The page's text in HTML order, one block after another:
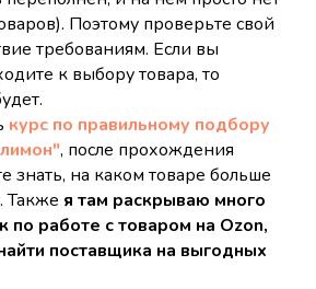
Поэтому проверьте свой
требованиям. Если вы
к выбору товара, то
курс по правильному подбору
, после прохождения
знать, на каком товаре больше
Также я там раскрываю много
по работе с товаром на Ozon,
поставщика на выгодных